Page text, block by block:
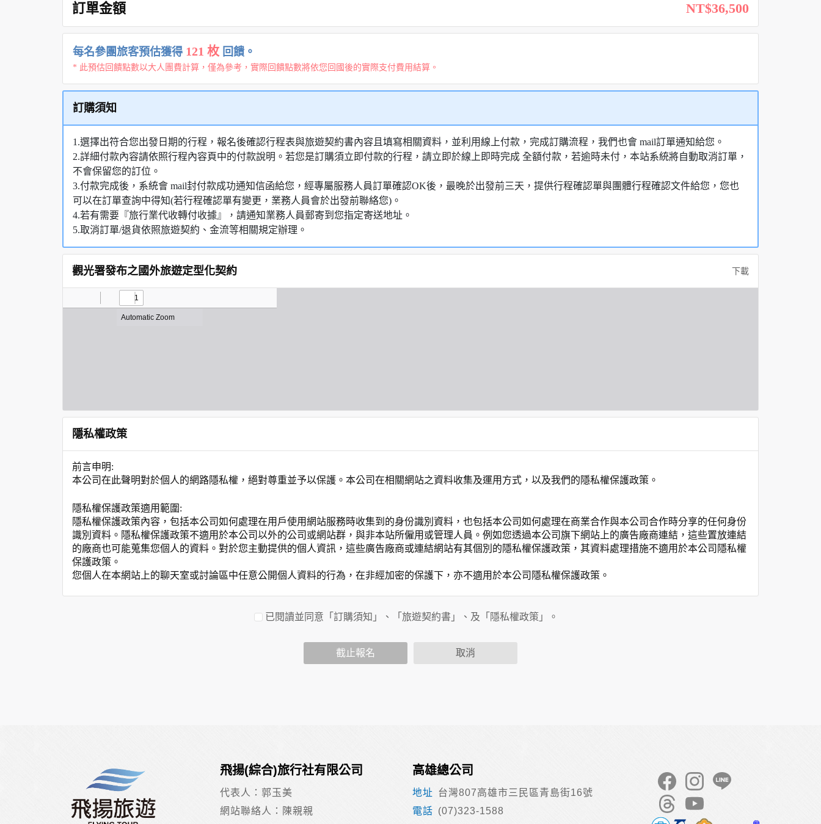
訂單金額 NT$36,500
每名參團旅客預估獲得 121 枚 回饋。
* 此預估回饋點數以大人團費計算，僅為參考，實際回饋點數將依您回國後的實際支付費用結算。
訂購須知
1.選擇出符合您出發日期的行程，報名後確認行程表與旅遊契約書內容且填寫相關資料，並利用線上付款，完成訂購流程，我們也會 mail訂單通知給您。
2.詳細付款內容請依照行程內容頁中的付款說明。若您是訂購須立即付款的行程，請立即於線上即時完成 全額付款，若逾時未付，本站系統將自動取消訂單，
不會保留您的訂位。
3.付款完成後，系統會 mail封付款成功通知信函給您，經專屬服務人員訂單確認OK後，最晚於出發前三天，提供行程確認單與團體行程確認文件給您，您也
可以在訂單查詢中得知(若行程確認單有變更，業務人員會於出發前聯絡您)。
4.若有需要『旅行業代收轉付收據』，請通知業務人員郵寄到您指定寄送地址。
5.取消訂單/退貨依照旅遊契約、金流等相關規定辦理。
觀光署發布之國外旅遊定型化契約 下載
隱私權政策
前言申明:
本公司在此聲明對於個人的網路隱私權，絕對尊重並予以保護。本公司在相關網站之資料收集及運用方式，以及我們的隱私權保護政策。
隱私權保護政策適用範圍:
隱私權保護政策內容，包括本公司如何處理在用戶使用網站服務時收集到的身份識別資料，也包括本公司如何處理在商業合作與本公司合作時分享的任何身份
識別資料。隱私權保護政策不適用於本公司以外的公司或網站群，與非本站所僱用或管理人員。例如您透過本公司旗下網站上的廣告廠商連結，這些置放連結
的廠商也可能蒐集您個人的資料。對於您主動提供的個人資訊，這些廣告廠商或連結網站有其個別的隱私權保護政策，其資料處理措施不適用於本公司隱私權
保護政策。
您個人在本網站上的聊天室或討論區中任意公開個人資料的行為，在非經加密的保護下，亦不適用於本公司隱私權保護政策。
為了在本網站提供您最佳的互動性服務，可能會請您提供相關個人的資料，其範圍如下：
於一般瀏覽時，伺服器會自行記錄相關行徑，包括您使用連線設備的 IP 位址、使用時間、使用的瀏覽器、瀏覽及點選資料記錄等，做為我們增進網站服務的
其他除了上述，會保留您在上網瀏覽或查詢時，伺服器自行產生的相關記錄，包括您使用連線設備的 IP 位址、使用時間、使用的瀏覽器、瀏覽及點選資料紀
錄等。本網站會對個別連線者的瀏覽器予以標示，歸納使用者瀏覽器在本網站內部所瀏覽的網頁，除非您願意告知您的個人資料，否則本網站不會也無法將此
項記錄和您對應。請您注意，在本網站網刊登廣告之廠商，或與連結本網站，也可能蒐集您個人的資料。對於您主動提供的個人資訊，這些廣告廠商、或連結
網站有其個別的私權保護政策，其資料處理措施不適用本網站隱私權保護政策，本公司不負任何連帶責任。
本網站將在事前或註冊登錄取得您的同意後，傳送商業性資料或電子郵件給您。本公司除了在該資料或電子郵件上註明是由本公司發送，也會在該資料或電子
已閱讀並同意「訂購須知」、「旅遊契約書」、及「隱私權政策」。
截止報名 取消
飛揚(綜合)旅行社有限公司
代表人：郭玉美
網站聯絡人：陳親親
高雄總公司
台灣807高雄市三民區青島街16號
(07)323-1588